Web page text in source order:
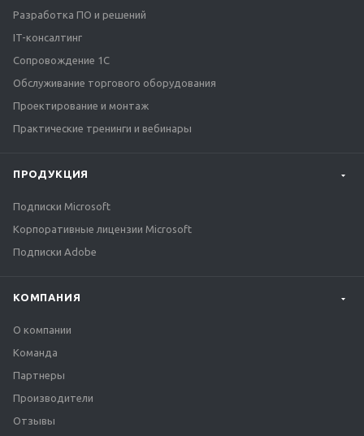
Разработка ПО и решений
IT-консалтинг
Сопровождение 1С
Обслуживание торгового оборудования
Проектирование и монтаж
Практические тренинги и вебинары
ПРОДУКЦИЯ
Подписки Microsoft
Корпоративные лицензии Microsoft
Подписки Adobe
КОМПАНИЯ
О компании
Команда
Партнеры
Производители
Отзывы